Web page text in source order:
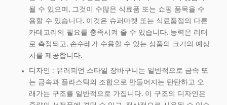
될 수 있으며, 그것이 수많은 식료품 또는 쇼핑 품목을 수
용할 수 있습니다. 이것은 슈퍼마켓 또는 식료품점의 다른
카테고리의 필요를 충족시켜 줄 수 있습니다. 능력은 리터
로 측정되고, 손수레가 수용할 수 있는 상품의 크기의 예상
치를 제공합니다.
디자인 : 유러피언 스타일 장바구니는 일반적으로 금속 또
는 금속과 플라스틱의 조합으로 만들어지는 탄탄하고 오
래가는 구조를 일반적으로 가집니다. 이 구조의 디자인은